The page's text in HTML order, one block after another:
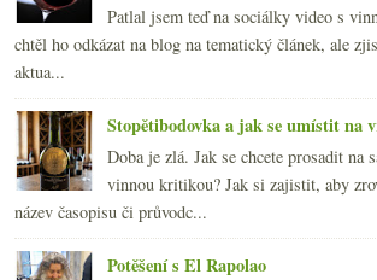
Patlal jsem teď na sociálky video s
chtěl ho odkázat na blog na tematický článek, ale
aktua...
Stopětibodovka a jak se umístit na
Doba je zlá. Jak se chcete prosadit na
vinnou kritikou? Jak si zajistit, aby
název časopisu či průvodc...
Potěšení s El Rapolao